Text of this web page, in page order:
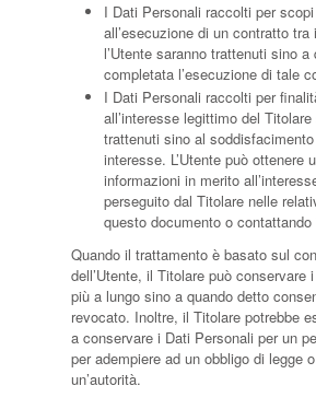
I Dati Personali raccolti per
all’esecuzione di un contratto tra
l’Utente saranno trattenuti sino a
completata l’esecuzione di tale
I Dati Personali raccolti per
all’interesse legittimo del
trattenuti sino al
interesse. L’Utente può ottenere
informazioni in merito
perseguito dal Titolare nelle
questo documento o
Quando il trattamento è basato sul
dell’Utente, il Titolare può conservare
più a lungo sino a quando detto
revocato. Inoltre, il Titolare potrebbe
a conservare i Dati Personali per un
per adempiere ad un obbligo di legge
un’autorità.